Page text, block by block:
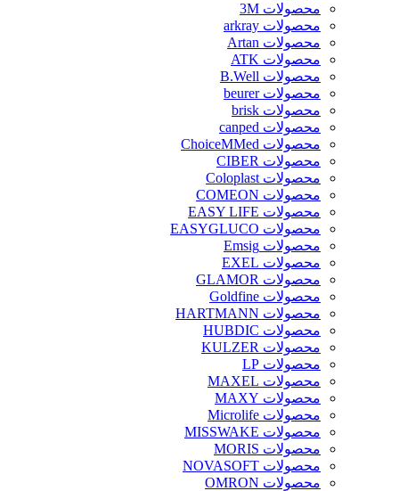
محصولات 3M
محصولات arkray
محصولات Artan
محصولات ATK
محصولات B.Well
محصولات beurer
محصولات brisk
محصولات canped
محصولات ChoiceMMed
محصولات CIBER
محصولات Coloplast
محصولات COMEON
محصولات EASY LIFE
محصولات EASYGLUCO
محصولات Emsig
محصولات EXEL
محصولات GLAMOR
محصولات Goldfine
محصولات HARTMANN
محصولات HUBDIC
محصولات KULZER
محصولات LP
محصولات MAXEL
محصولات MAXY
محصولات Microlife
محصولات MISSWAKE
محصولات MORIS
محصولات NOVASOFT
محصولات OMRON